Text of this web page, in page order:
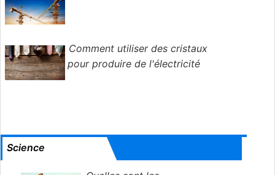
Comment utiliser des cristaux
pour produire de l'électricité
Science